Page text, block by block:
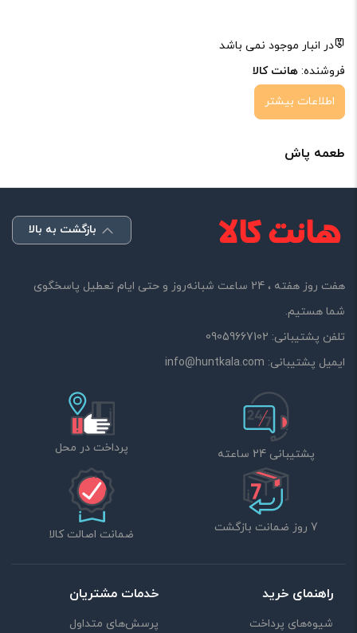
در انبار موجود نمی باشد
فروشنده: هانت کالا
اطلاعات بیشتر
طعمه پاش
بازگشت به بالا
هفت روز هفته ، 24 ساعت شبانه‌روز و حتی ایام تعطیل پاسخگوی
شما هستیم.
تلفن پشتیبانی: 09059667102
ایمیل پشتیبانی: info@huntkala.com
پشتیبانی 24 ساعته پرداخت در محل
7 روز ضمانت بازگشت ضمانت اصالت کالا
راهنمای خرید
شیوه‌های پرداخت
خدمات مشتریان
پرسش‌های متداول